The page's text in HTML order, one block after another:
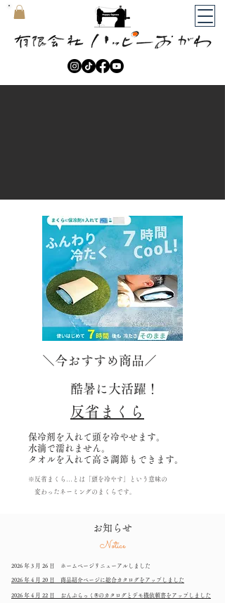
＼今おすすめ商品／
酷暑に大活躍！
反省まくら
保冷剤を入れて頭を冷やせます。
水滴で濡れません。
​タオルを入れて高さ調節もできます。
※反省まくら…とは「頭を冷やす」という意味の
変わったネーミングのまくらです。
お知らせ
Notice
2026 年 3 月 26 日 ホームページリニューアルしました
2026 年 4 月 20 日 商品紹介ページに総合カタログをアップしました
2026 年 4 月 22 日 おんぶらっく®のカタログとデモ機依頼書をアップしました